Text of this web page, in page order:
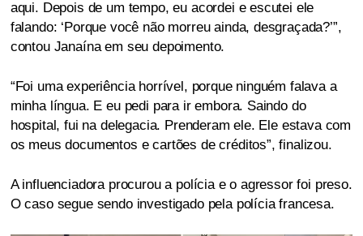
aqui. Depois de um tempo, eu acordei e escutei ele
falando: ‘Porque você não morreu ainda, desgraçada?’”,
contou Janaína em seu depoimento.
“Foi uma experiência horrível, porque ninguém falava a
minha língua. E eu pedi para ir embora. Saindo do
hospital, fui na delegacia. Prenderam ele. Ele estava com
os meus documentos e cartões de créditos”, finalizou.
A influenciadora procurou a polícia e o agressor foi preso.
O caso segue sendo investigado pela polícia francesa.